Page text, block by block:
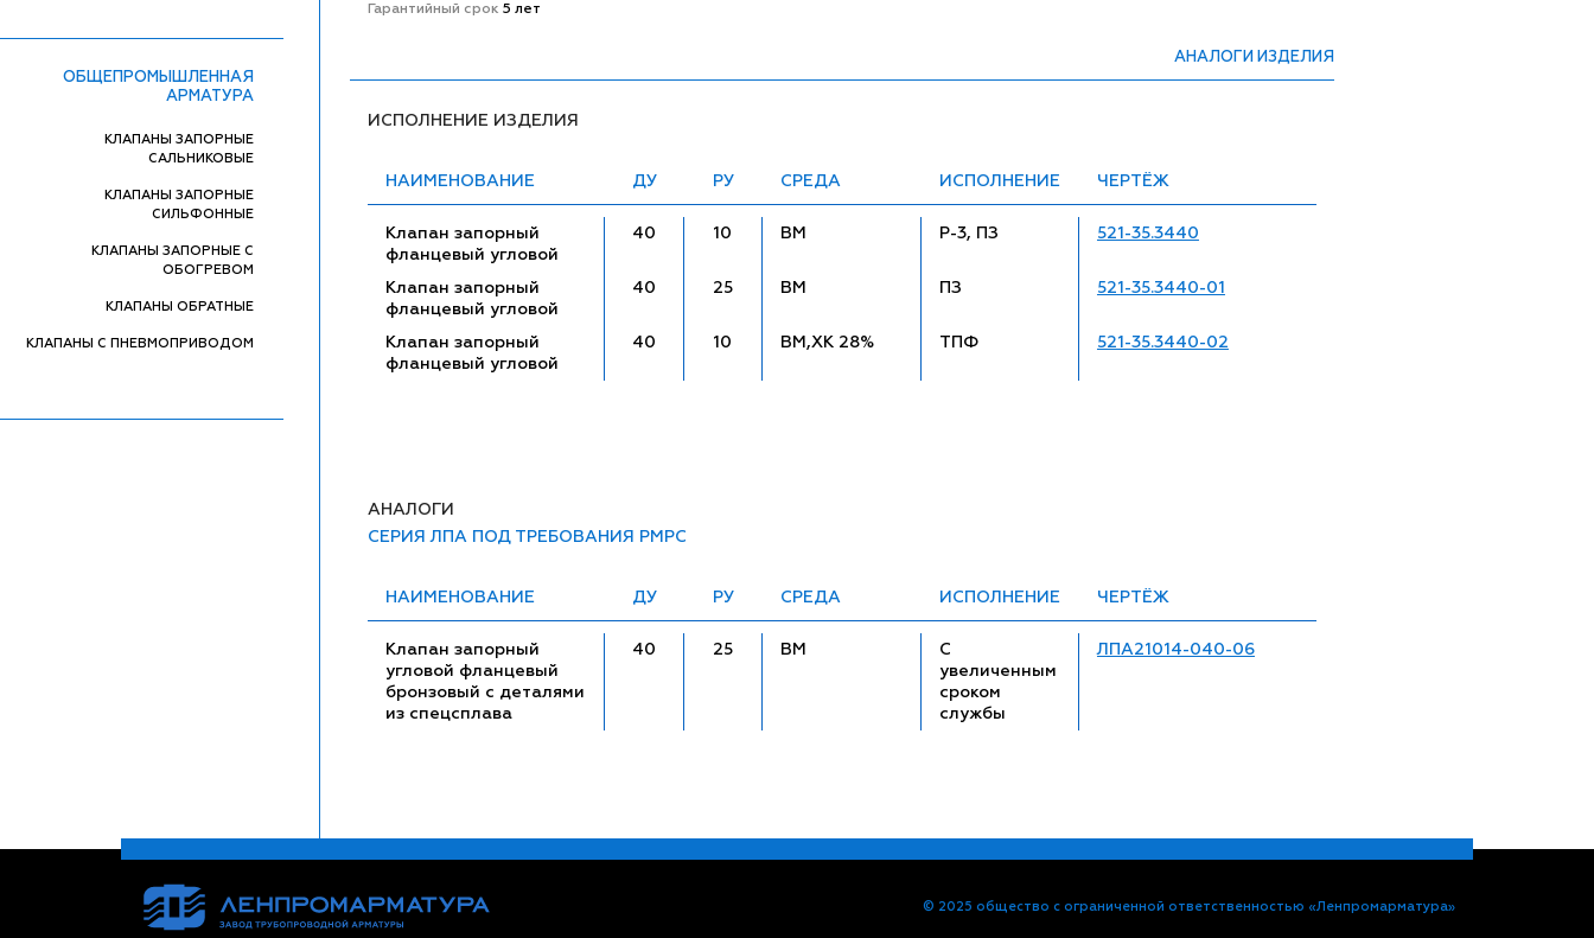
ОБЩЕПРОМЫШЛЕННАЯ
АРМАТУРА
КЛАПАНЫ ЗАПОРНЫЕ
САЛЬНИКОВЫЕ
КЛАПАНЫ ЗАПОРНЫЕ
СИЛЬФОННЫЕ
КЛАПАНЫ ЗАПОРНЫЕ С
ОБОГРЕВОМ
КЛАПАНЫ ОБРАТНЫЕ
КЛАПАНЫ С ПНЕВМОПРИВОДОМ
Гарантийный срок 5 лет
АНАЛОГИ ИЗДЕЛИЯ
ИСПОЛНЕНИЕ ИЗДЕЛИЯ
НАИМЕНОВАНИЕ ДУ РУ СРЕДА ИСПОЛНЕНИЕ ЧЕРТЁЖ
Клапан запорный
фланцевый угловой
40 10 ВМ Р-3, ПЗ 521-35.3440
Клапан запорный
фланцевый угловой
40 25 ВМ ПЗ 521-35.3440-01
Клапан запорный
фланцевый угловой
40 10 ВМ,ХК 28% ТПФ 521-35.3440-02
АНАЛОГИ
СЕРИЯ ЛПА ПОД ТРЕБОВАНИЯ РМРС
НАИМЕНОВАНИЕ ДУ РУ СРЕДА ИСПОЛНЕНИЕ ЧЕРТЁЖ
Клапан запорный
угловой фланцевый
бронзовый с деталями
из спецсплава
40 25 ВМ
С
увеличенным
сроком
службы
ЛПА21014-040-06
© 2025 общество с ограниченной ответственностью «Ленпромарматура»